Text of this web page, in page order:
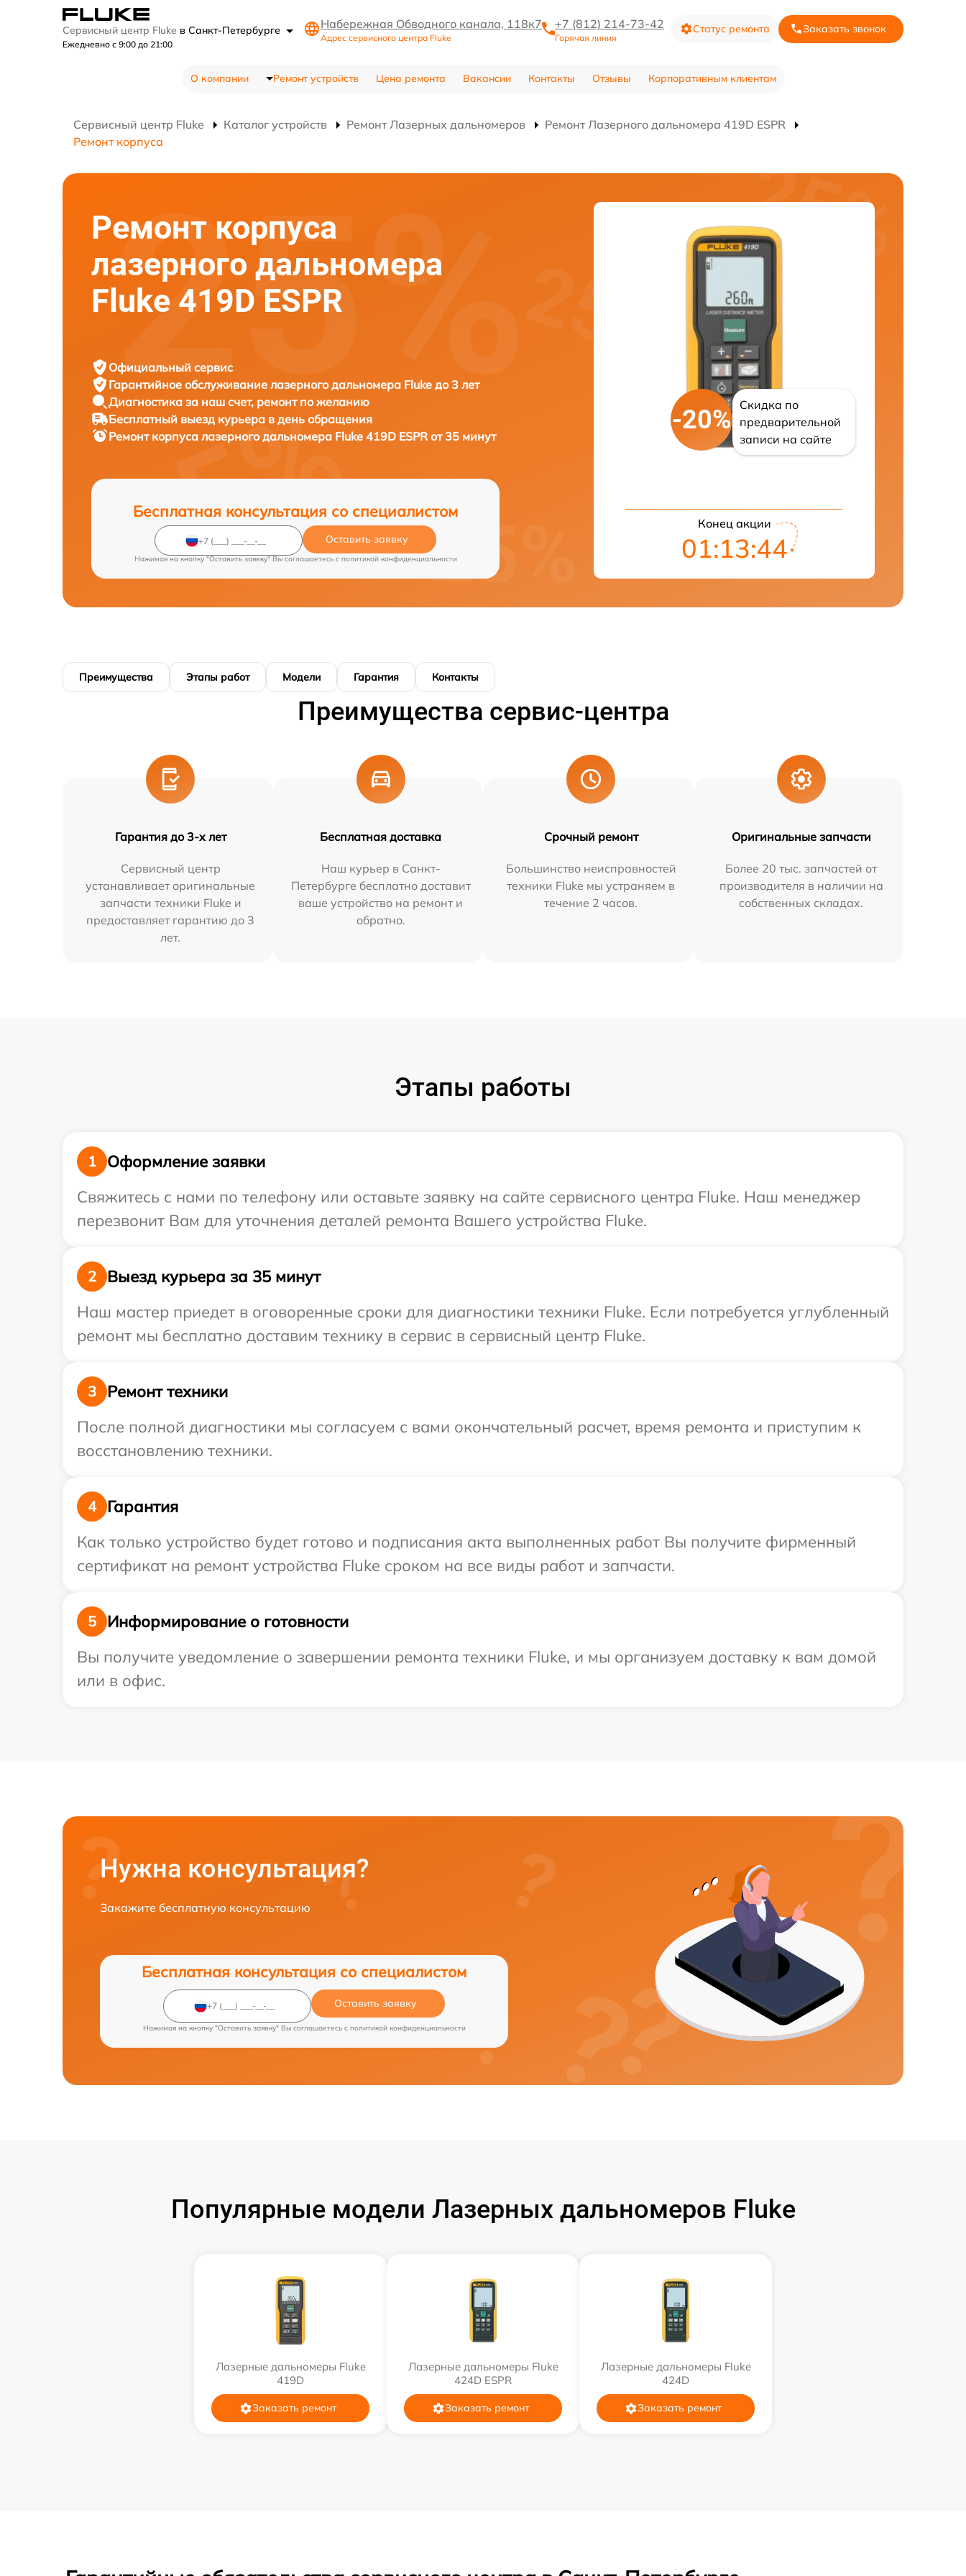
Сервисный центр Fluke в Санкт-Петербурге
Ежедневно с 9:00 до 21:00
Набережная Обводного канала, 118к7
Адрес сервисного центра Fluke
+7 (812) 214-73-42
Горячая линия
Статус ремонта Заказать звонок
О компании Ремонт устройств Цена ремонта Вакансии Контакты Отзывы Корпоративным клиентам
Сервисный центр Fluke Каталог устройств Ремонт Лазерных дальномеров
Ремонт Лазерного дальномера 419D ESPR
Ремонт корпуса
Ремонт корпуса
лазерного дальномера
Fluke 419D ESPR
Официальный сервис
Гарантийное обслуживание лазерного дальномера Fluke до 3 лет
Диагностика за наш счет, ремонт по желанию
Бесплатный выезд курьера в день обращения
Ремонт корпуса лазерного дальномера Fluke 419D ESPR от 35 минут
Бесплатная консультация со специалистом
Оставить заявку
Нажимая на кнопку "Оставить заявку" Вы соглашаетесь c политикой конфиденциальности
-20%
Скидка по
предварительной
записи на сайте
Конец акции
01:13:43
Преимущества Этапы работ Модели Гарантия Контакты
Преимущества сервис-центра
Гарантия до 3-х лет
Сервисный центр
устанавливает оригинальные
запчасти техники Fluke и
предоставляет гарантию до 3
лет.
Бесплатная доставка
Наш курьер в Санкт-
Петербурге бесплатно доставит
ваше устройство на ремонт и
обратно.
Срочный ремонт
Большинство неисправностей
техники Fluke мы устраняем в
течение 2 часов.
Оригинальные запчасти
Более 20 тыс. запчастей от
производителя в наличии на
собственных складах.
Этапы работы
1
Оформление заявки
Свяжитесь с нами по телефону или оставьте заявку на сайте сервисного центра Fluke. Наш менеджер
перезвонит Вам для уточнения деталей ремонта Вашего устройства Fluke.
2
Выезд курьера за 35 минут
Наш мастер приедет в оговоренные сроки для диагностики техники Fluke. Если потребуется углубленный
ремонт мы бесплатно доставим технику в сервис в сервисный центр Fluke.
3
Ремонт техники
После полной диагностики мы согласуем с вами окончательный расчет, время ремонта и приступим к
восстановлению техники.
4
Гарантия
Как только устройство будет готово и подписания акта выполненных работ Вы получите фирменный
сертификат на ремонт устройства Fluke сроком на все виды работ и запчасти.
5
Информирование о готовности
Вы получите уведомление о завершении ремонта техники Fluke, и мы организуем доставку к вам домой
или в офис.
Нужна консультация?
Закажите бесплатную консультацию
Бесплатная консультация со специалистом
Оставить заявку
Нажимая на кнопку "Оставить заявку" Вы соглашаетесь c политикой конфиденциальности
Популярные модели Лазерных дальномеров Fluke
Лазерные дальномеры Fluke
419D
Заказать ремонт
Лазерные дальномеры Fluke
424D ESPR
Заказать ремонт
Лазерные дальномеры Fluke
424D
Заказать ремонт